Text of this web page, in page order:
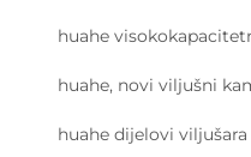
huahe
huahe, novi viljušni
huahe dijelovi viljušara